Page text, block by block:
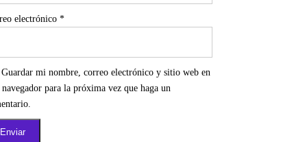
electrónico *
Guardar mi nombre, correo electrónico y sitio web en
navegador para la próxima vez que haga un